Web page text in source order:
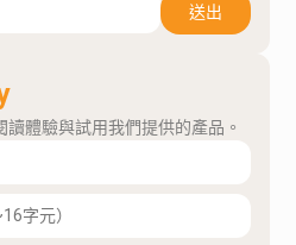
送出
體驗與試用我們提供的產品。